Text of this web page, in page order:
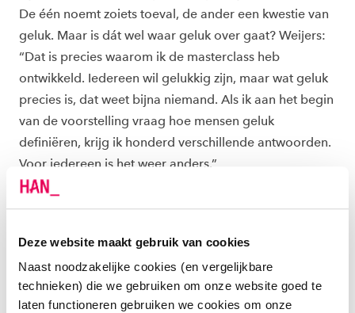
Deze website maakt gebruik van cookies
Naast noodzakelijke cookies (en vergelijkbare
technieken) die we gebruiken om onze website goed te
laten functioneren gebruiken we cookies om onze
De één noemt zoiets toeval, de ander een kwestie van
geluk. Maar is dát wel waar geluk over gaat? Weijers:
“Dat is precies waarom ik de masterclass heb
ontwikkeld. Iedereen wil gelukkig zijn, maar wat geluk
precies is, dat weet bijna niemand. Als ik aan het begin
van de voorstelling vraag hoe mensen geluk
definiëren, krijg ik honderd verschillende antwoorden.
Voor iedereen is het weer anders.”
Luister de podcast op Spotify
Luister de podcastop Soundcloud